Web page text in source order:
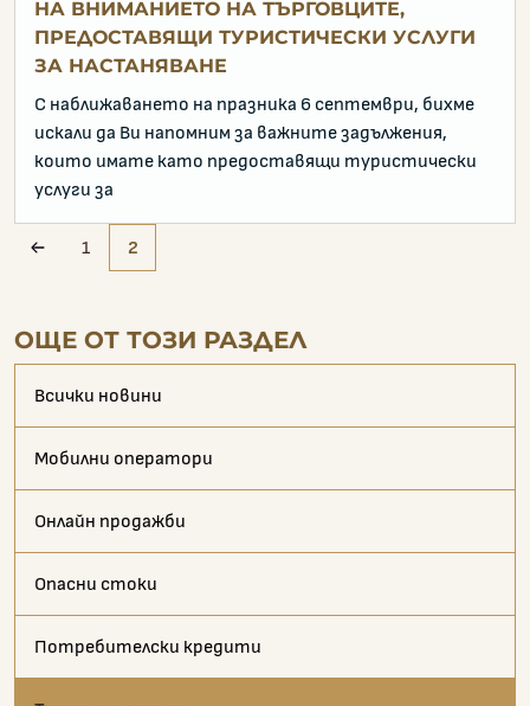
НА ВНИМАНИЕТО НА ТЪРГОВЦИТЕ,
ПРЕДОСТАВЯЩИ ТУРИСТИЧЕСКИ УСЛУГИ
ЗА НАСТАНЯВАНЕ
С наближаването на празника 6 септември, бихме
искали да Ви напомним за важните задължения,
които имате като предоставящи туристически
услуги за
pagination.prev
1 2
ОЩЕ ОТ ТОЗИ РАЗДЕЛ
Всички новини
Мобилни оператори
Онлайн продажби
Опасни стоки
Потребителски кредити